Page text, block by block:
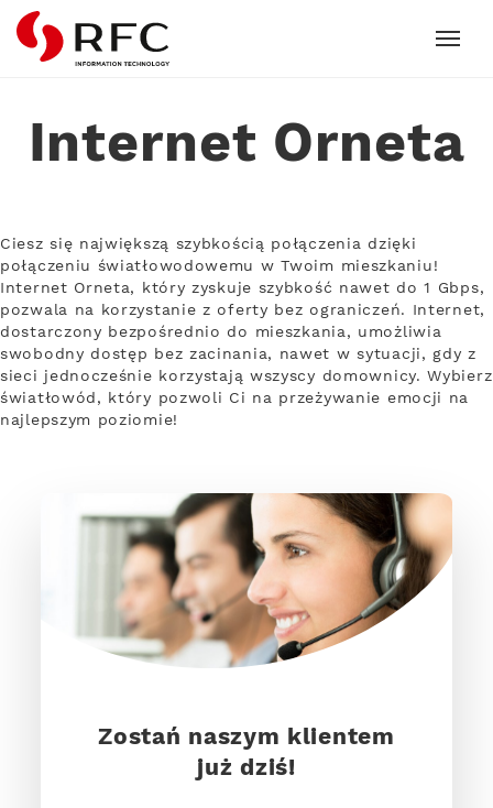
RFC
Internet Orneta
Ciesz się największą szybkością połączenia dzięki
połączeniu światłowodowemu w Twoim mieszkaniu!
Internet Orneta, który zyskuje szybkość nawet do 1 Gbps,
pozwala na korzystanie z oferty bez ograniczeń. Internet,
dostarczony bezpośrednio do mieszkania, umożliwia
swobodny dostęp bez zacinania, nawet w sytuacji, gdy z
sieci jednocześnie korzystają wszyscy domownicy. Wybierz
światłowód, który pozwoli Ci na przeżywanie emocji na
najlepszym poziomie!
Zostań naszym klientem
już dziś!